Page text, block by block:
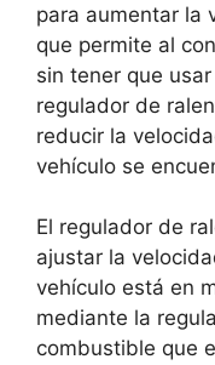
para aumentar la
que permite al
sin tener que
regulador de
reducir la
vehículo se
El regulador de
ajustar la
vehículo está en
mediante la
combustible que